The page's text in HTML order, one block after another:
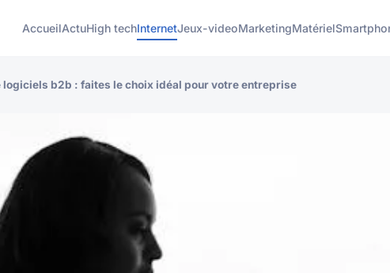
AccueilActuHigh techInternetJeux-videoMarketingMatériel
logiciels b2b : faites le choix idéal pour votre entreprise